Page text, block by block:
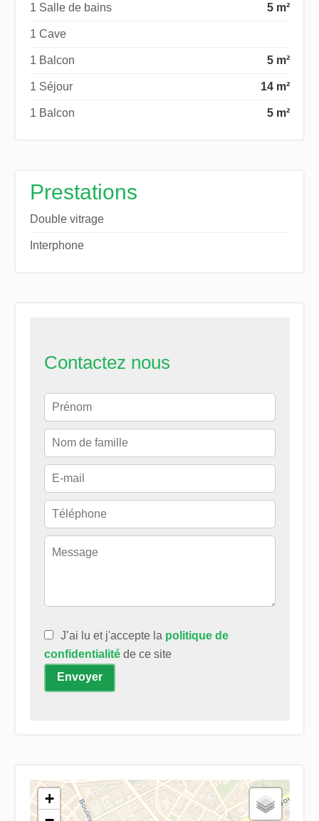
1 Salle de bains 5 m²
1 Cave
1 Balcon 5 m²
1 Séjour 14 m²
1 Balcon 5 m²
Prestations
Double vitrage
Interphone
Contactez nous
J’ai lu et j'accepte la politique de
confidentialitéde ce site
Envoyer
+